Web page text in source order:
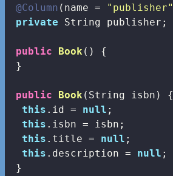
@Column (name = "publisher"
private String publisher;
public Book ()
{
}
public Book (String isbn)
{
this .id = null ;
this .isbn = isbn;
this .title = null ;
this .description = null ;
}